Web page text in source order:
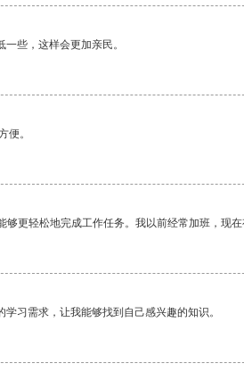
些，这样会更加亲民。
便。
更轻松地完成工作任务。我以前经常加班，现
习需求，让我能够找到自己感兴趣的知识。